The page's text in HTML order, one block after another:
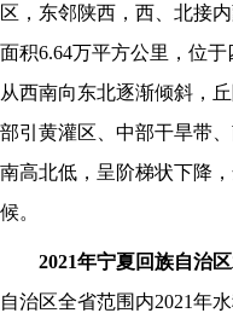
区，东邻陕西，西、北接
面积6.64万平方公里，位
从西南向东北逐渐倾斜，
部引黄灌区、中部干旱带
南高北低，呈阶梯状下降
候。
2021年宁夏回族自治区
自治区全省范围内2021年